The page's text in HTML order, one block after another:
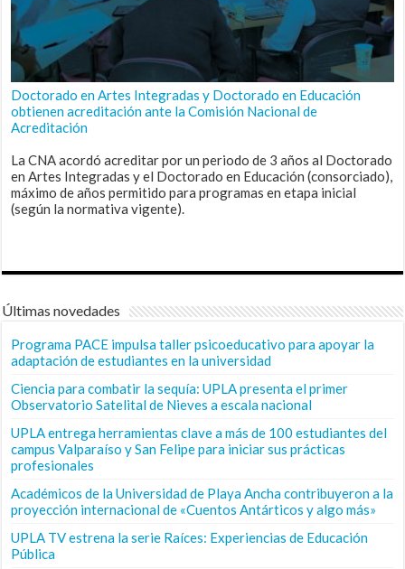
Doctorado en Artes Integradas y Doctorado en Educación
obtienen acreditación ante la Comisión Nacional de
Acreditación
La CNA acordó acreditar por un periodo de 3 años al Doctorado
en Artes Integradas y el Doctorado en Educación (consorciado),
máximo de años permitido para programas en etapa inicial
(según la normativa vigente).
Últimas novedades
Programa PACE impulsa taller psicoeducativo para apoyar la
adaptación de estudiantes en la universidad
Ciencia para combatir la sequía: UPLA presenta el primer
Observatorio Satelital de Nieves a escala nacional
UPLA entrega herramientas clave a más de 100 estudiantes del
campus Valparaíso y San Felipe para iniciar sus prácticas
profesionales
Académicos de la Universidad de Playa Ancha contribuyeron a la
proyección internacional de «Cuentos Antárticos y algo más»
UPLA TV estrena la serie Raíces: Experiencias de Educación
Pública